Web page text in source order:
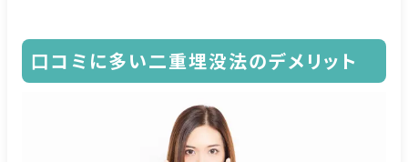
口コミに多い二重埋没法のデメリット